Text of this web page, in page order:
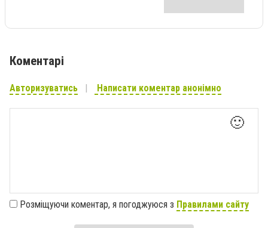
Коментарі
Авторизуватись Написати коментар анонімно
🙂
Розміщуючи коментар, я погоджуюся з Правилами сайту